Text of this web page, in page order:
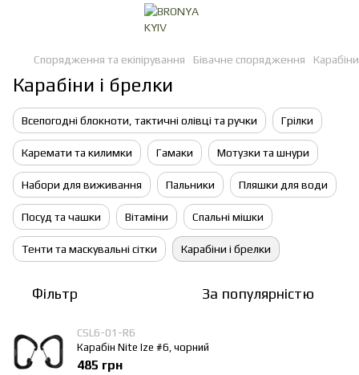
Спорядження та екіпірування Бівачне спорядження
Карабіни і брелки
Всепогодні блокноти, тактичні олівці та ручки Грілки
Каремати та килимки Гамаки Мотузки та шнури
Набори для виживання Пальники Пляшки для води
Посуд та чашки Вітаміни Спальні мішки
Тенти та маскувальні сітки Карабіни і брелки
Фільтр За популярністю
CSL6-01-R6
Карабін Nite Ize #6, чорний
485 грн